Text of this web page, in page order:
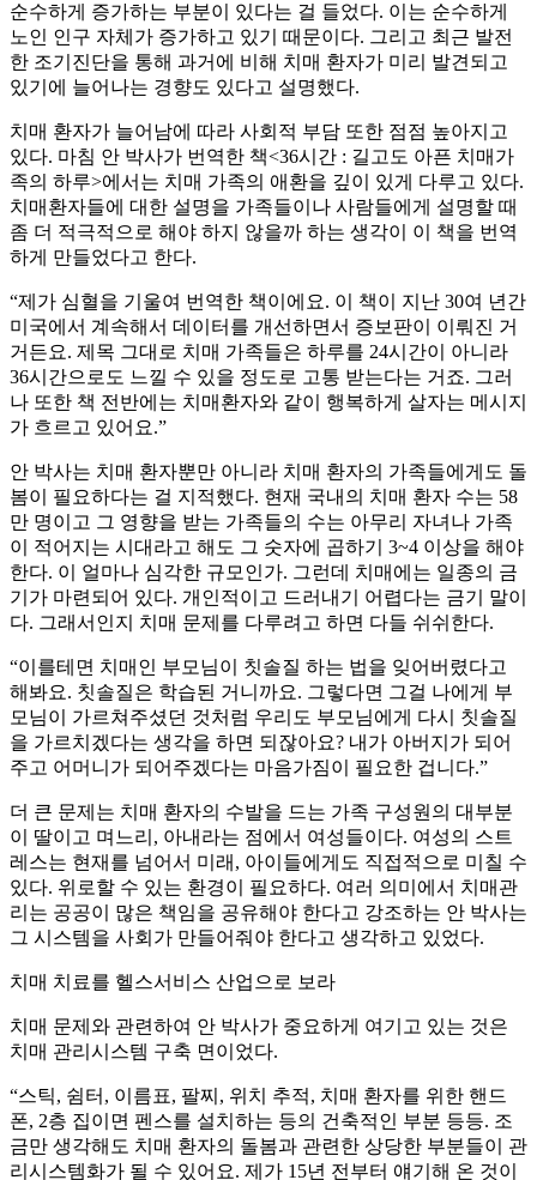
순수하게 증가하는 부분이 있다는 걸 들었다. 이는 순수하게
노인 인구 자체가 증가하고 있기 때문이다. 그리고 최근 발전
한 조기진단을 통해 과거에 비해 치매 환자가 미리 발견되고
있기에 늘어나는 경향도 있다고 설명했다.
치매 환자가 늘어남에 따라 사회적 부담 또한 점점 높아지고
있다. 마침 안 박사가 번역한 책<36시간 : 길고도 아픈 치매가
족의 하루>에서는 치매 가족의 애환을 깊이 있게 다루고 있다.
치매환자들에 대한 설명을 가족들이나 사람들에게 설명할 때
좀 더 적극적으로 해야 하지 않을까 하는 생각이 이 책을 번역
하게 만들었다고 한다.
“제가 심혈을 기울여 번역한 책이에요. 이 책이 지난 30여 년간
미국에서 계속해서 데이터를 개선하면서 증보판이 이뤄진 거
거든요. 제목 그대로 치매 가족들은 하루를 24시간이 아니라
36시간으로도 느낄 수 있을 정도로 고통 받는다는 거죠. 그러
나 또한 책 전반에는 치매환자와 같이 행복하게 살자는 메시지
가 흐르고 있어요.”
안 박사는 치매 환자뿐만 아니라 치매 환자의 가족들에게도 돌
봄이 필요하다는 걸 지적했다. 현재 국내의 치매 환자 수는 58
만 명이고 그 영향을 받는 가족들의 수는 아무리 자녀나 가족
이 적어지는 시대라고 해도 그 숫자에 곱하기 3~4 이상을 해야
한다. 이 얼마나 심각한 규모인가. 그런데 치매에는 일종의 금
기가 마련되어 있다. 개인적이고 드러내기 어렵다는 금기 말이
다. 그래서인지 치매 문제를 다루려고 하면 다들 쉬쉬한다.
“이를테면 치매인 부모님이 칫솔질 하는 법을 잊어버렸다고
해봐요. 칫솔질은 학습된 거니까요. 그렇다면 그걸 나에게 부
모님이 가르쳐주셨던 것처럼 우리도 부모님에게 다시 칫솔질
을 가르치겠다는 생각을 하면 되잖아요? 내가 아버지가 되어
주고 어머니가 되어주겠다는 마음가짐이 필요한 겁니다.”
더 큰 문제는 치매 환자의 수발을 드는 가족 구성원의 대부분
이 딸이고 며느리, 아내라는 점에서 여성들이다. 여성의 스트
레스는 현재를 넘어서 미래, 아이들에게도 직접적으로 미칠 수
있다. 위로할 수 있는 환경이 필요하다. 여러 의미에서 치매관
리는 공공이 많은 책임을 공유해야 한다고 강조하는 안 박사는
그 시스템을 사회가 만들어줘야 한다고 생각하고 있었다.
치매 치료를 헬스서비스 산업으로 보라
치매 문제와 관련하여 안 박사가 중요하게 여기고 있는 것은
치매 관리시스템 구축 면이었다.
“스틱, 쉼터, 이름표, 팔찌, 위치 추적, 치매 환자를 위한 핸드
폰, 2층 집이면 펜스를 설치하는 등의 건축적인 부분 등등. 조
금만 생각해도 치매 환자의 돌봄과 관련한 상당한 부분들이 관
리시스템화가 될 수 있어요. 제가 15년 전부터 얘기해 온 것이